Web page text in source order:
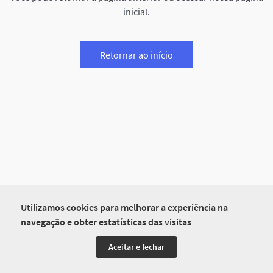
Utilizamos cookies para melhorar a experiência na
navegação e obter estatísticas das visitas
Aceitar e fechar
inicial.
Retornar ao início